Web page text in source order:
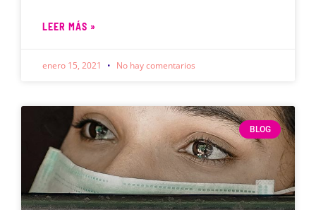
LEER MÁS »
enero 15, 2021 No hay comentarios
BLOG